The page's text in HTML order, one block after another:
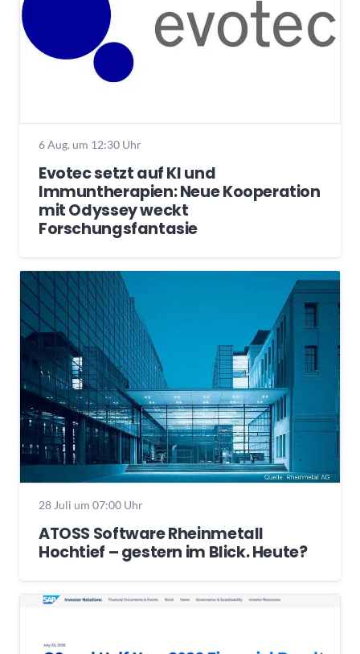
6 Aug. um 12:30 Uhr
Evotec setzt auf KI und
Immuntherapien: Neue Kooperation
mit Odyssey weckt
Forschungsfantasie
28 Juli um 07:00 Uhr
ATOSS Software Rheinmetall
Hochtief – gestern im Blick. Heute?